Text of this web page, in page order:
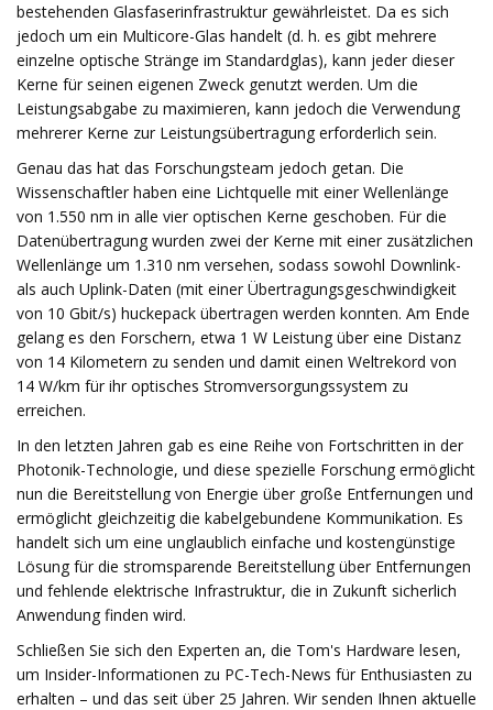
bestehenden Glasfaserinfrastruktur gewährleistet. Da es sich
jedoch um ein Multicore-Glas handelt (d. h. es gibt mehrere
einzelne optische Stränge im Standardglas), kann jeder dieser
Kerne für seinen eigenen Zweck genutzt werden. Um die
Leistungsabgabe zu maximieren, kann jedoch die Verwendung
mehrerer Kerne zur Leistungsübertragung erforderlich sein.
Genau das hat das Forschungsteam jedoch getan. Die
Wissenschaftler haben eine Lichtquelle mit einer Wellenlänge
von 1.550 nm in alle vier optischen Kerne geschoben. Für die
Datenübertragung wurden zwei der Kerne mit einer zusätzlichen
Wellenlänge um 1.310 nm versehen, sodass sowohl Downlink-
als auch Uplink-Daten (mit einer Übertragungsgeschwindigkeit
von 10 Gbit/s) huckepack übertragen werden konnten. Am Ende
gelang es den Forschern, etwa 1 W Leistung über eine Distanz
von 14 Kilometern zu senden und damit einen Weltrekord von
14 W/km für ihr optisches Stromversorgungssystem zu
erreichen.
In den letzten Jahren gab es eine Reihe von Fortschritten in der
Photonik-Technologie, und diese spezielle Forschung ermöglicht
nun die Bereitstellung von Energie über große Entfernungen und
ermöglicht gleichzeitig die kabelgebundene Kommunikation. Es
handelt sich um eine unglaublich einfache und kostengünstige
Lösung für die stromsparende Bereitstellung über Entfernungen
und fehlende elektrische Infrastruktur, die in Zukunft sicherlich
Anwendung finden wird.
Schließen Sie sich den Experten an, die Tom's Hardware lesen,
um Insider-Informationen zu PC-Tech-News für Enthusiasten zu
erhalten – und das seit über 25 Jahren. Wir senden Ihnen aktuelle